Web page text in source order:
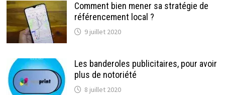
Comment bien mener sa stratégie de
référencement local ?
9 juillet 2020
Les banderoles publicitaires, pour avoir
plus de notoriété
8 juillet 2020